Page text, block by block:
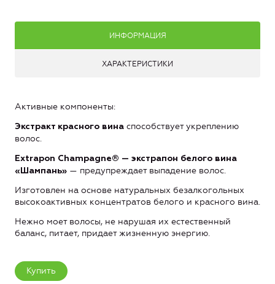
ИНФОРМАЦИЯ
ХАРАКТЕРИСТИКИ
Активные компоненты:
Экстракт красного вина способствует укреплению
волос.
Extrapon Champagne® — экстрапон белого вина
«Шампань» — предупреждает выпадение волос.
Изготовлен на основе натуральных безалкогольных
высокоактивных концентратов белого и красного вина.
Нежно моет волосы, не нарушая их естественный
баланс, питает, придает жизненную энергию.
Купить